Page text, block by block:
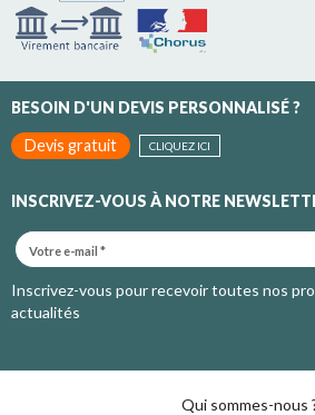
BESOIN D'UN DEVIS PERSONNALISÉ ?
Devis gratuit
CLIQUEZ ICI
INSCRIVEZ-VOUS À NOTRE
Inscrivez-vous pour recevoir toutes nos
actualités
Qui sommes-nous